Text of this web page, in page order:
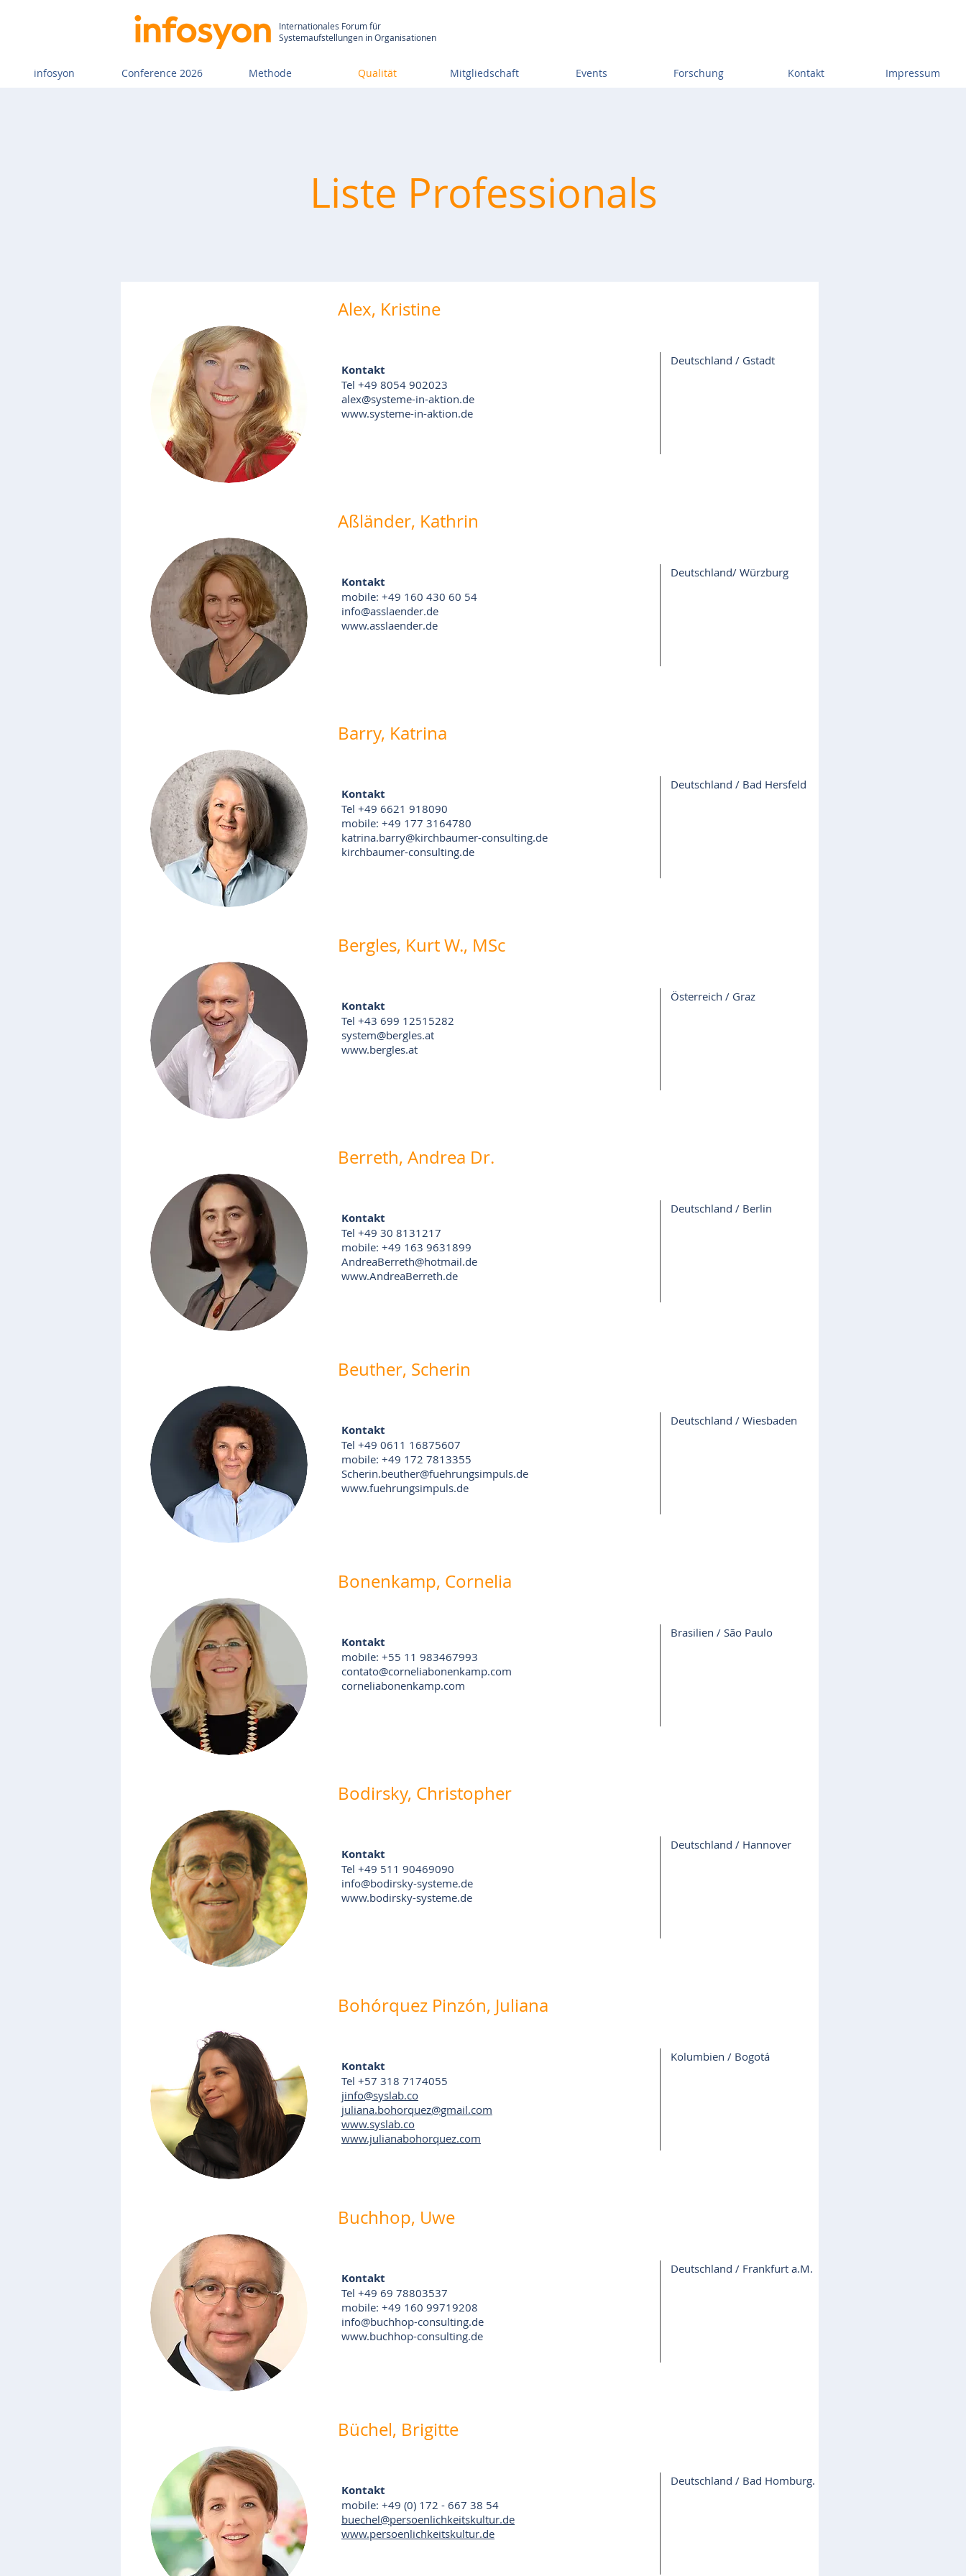
Internationales Forum für
Systemaufstellungen in Organisationen
infosyon Conference 2026 Methode Qualität Mitgliedschaft Events Forschung Kontakt Impressum
Liste Professionals
Alex, Kristine
Kontakt
Tel +49 8054 902023
alex@systeme-in-aktion.de
www.systeme-in-aktion.de
Deutschland / Gstadt
Aßländer, Kathrin
Kontakt
mobile: +49 160 430 60 54
info@asslaender.de
www.asslaender.de
Deutschland/ Würzburg
Barry, Katrina
Kontakt
Tel +49 6621 918090
mobile: +49 177 3164780
katrina.barry@kirchbaumer-consulting.de
kirchbaumer-consulting.de
Deutschland / Bad Hersfeld
Bergles, Kurt W., MSc
Kontakt
Tel +43 699 12515282
system@bergles.at
www.bergles.at
Österreich / Graz
Berreth, Andrea Dr.
Kontakt
Tel +49 30 8131217
mobile: +49 163 9631899
AndreaBerreth@hotmail.de
www.AndreaBerreth.de
Deutschland / Berlin
Beuther, Scherin
Kontakt
Tel +49 0611 16875607
mobile: +49 172 7813355
Scherin.beuther@fuehrungsimpuls.de
www.fuehrungsimpuls.de
Deutschland / Wiesbaden
Bonenkamp, Cornelia
Kontakt
mobile: +55 11 983467993
contato@corneliabonenkamp.com
corneliabonenkamp.com
Brasilien / São Paulo
Bodirsky, Christopher
Kontakt
Tel +49 511 90469090
info@bodirsky-systeme.de
www.bodirsky-systeme.de
Deutschland / Hannover
Bohórquez Pinzón, Juliana
Kontakt
Tel +57 318 7174055
jinfo@syslab.co
juliana.bohorquez@gmail.com
www.syslab.co
www.julianabohorquez.com
Kolumbien / Bogotá
Buchhop, Uwe
Kontakt
Tel +49 69 78803537
mobile: +49 160 99719208
info@buchhop-consulting.de
www.buchhop-consulting.de
Deutschland / Frankfurt a.M.
Büchel, Brigitte
Kontakt
mobile: +49 (0) 172 - 667 38 54
buechel@persoenlichkeitskultur.de
www.persoenlichkeitskultur.de
Deutschland / Bad Homburg.